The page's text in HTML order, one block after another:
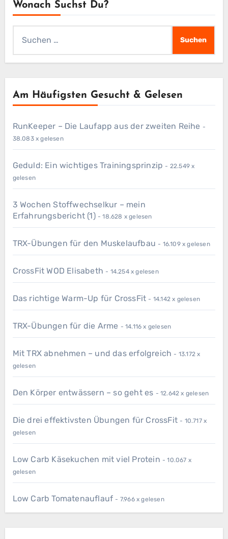
Wonach Suchst Du?
nach:
Am Häufigsten Gesucht & Gelesen
RunKeeper – Die Laufapp aus der zweiten Reihe -
38.083 x gelesen
Geduld: Ein wichtiges Trainingsprinzip - 22.549 x
gelesen
3 Wochen Stoffwechselkur – mein
Erfahrungsbericht (1) - 18.628 x gelesen
TRX-Übungen für den Muskelaufbau - 16.109 x gelesen
CrossFit WOD Elisabeth - 14.254 x gelesen
Das richtige Warm-Up für CrossFit - 14.142 x gelesen
TRX-Übungen für die Arme - 14.116 x gelesen
Mit TRX abnehmen – und das erfolgreich - 13.172 x
gelesen
Den Körper entwässern – so geht es - 12.642 x gelesen
Die drei effektivsten Übungen für CrossFit - 10.717 x
gelesen
Low Carb Käsekuchen mit viel Protein - 10.067 x
gelesen
Low Carb Tomatenauflauf - 7.966 x gelesen